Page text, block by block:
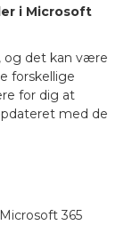
i Microsoft
og det kan være
forskellige
for dig at
med de
365